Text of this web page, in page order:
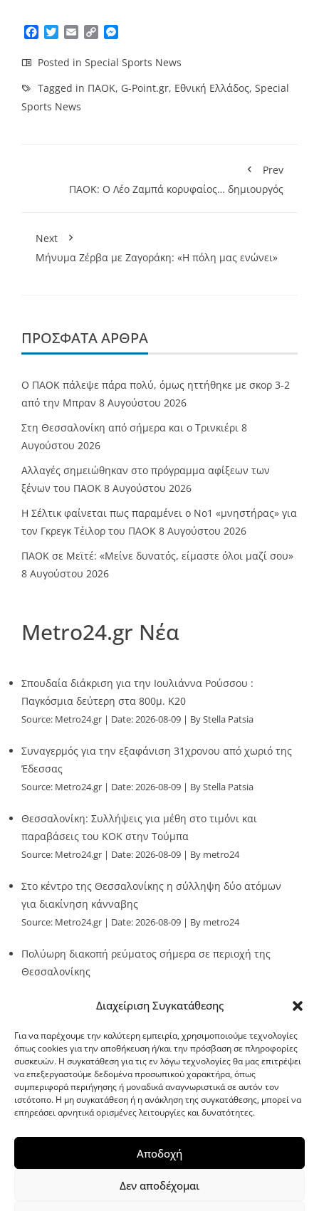
Διαχείριση Συγκατάθεσης
Για να παρέχουμε την καλύτερη εμπειρία, χρησιμοποιούμε τεχνολογίες
όπως cookies για την αποθήκευση ή/και την πρόσβαση σε πληροφορίες
συσκευών. Η συγκατάθεση για τις εν λόγω τεχνολογίες θα μας επιτρέψει
να επεξεργαστούμε δεδομένα προσωπικού χαρακτήρα, όπως
συμπεριφορά περιήγησης ή μοναδικά αναγνωριστικά σε αυτόν τον
ιστότοπο. Η μη συγκατάθεση ή η ανάκληση της συγκατάθεσης, μπορεί να
επηρεάσει αρνητικά ορισμένες λειτουργίες και δυνατότητες.
Αποδοχή
Δεν αποδέχομαι
Facebook
TwitterEmailCopy
Posted in Special Sports News
Tagged in ΠΑΟΚ, G-Point.gr, Εθνική Ελλάδος, Special
Sports News
Prev
ΠΑΟΚ: Ο Λέο Ζαμπά κορυφαίος… δημιουργός
Next
Μήνυμα Ζέρβα με Ζαγοράκη: «Η πόλη μας ενώνει»
ΠΡΌΣΦΑΤΑ ΆΡΘΡΑ
Ο ΠΑΟΚ πάλεψε πάρα πολύ, όμως ηττήθηκε με σκορ 3-2
από την Μπραν 8 Αυγούστου 2026
Στη Θεσσαλονίκη από σήμερα και ο Τρινκιέρι 8
Αυγούστου 2026
Αλλαγές σημειώθηκαν στο πρόγραμμα αφίξεων των
ξένων του ΠΑΟΚ 8 Αυγούστου 2026
Η Σέλτικ φαίνεται πως παραμένει ο Νο1 «μνηστήρας» για
τον Γκρεγκ Τέιλορ του ΠΑΟΚ 8 Αυγούστου 2026
ΠΑΟΚ σε Μεϊτέ: «Μείνε δυνατός, είμαστε όλοι μαζί σου»
8 Αυγούστου 2026
Metro24.gr Νέα
Σπουδαία διάκριση για την Ιουλιάννα Ρούσσου :
Παγκόσμια δεύτερη στα 800μ. Κ20
Source: Metro24.gr Date: 2026-08-09 By Stella Patsia
Συναγερμός για την εξαφάνιση 31χρονου από χωριό της
Έδεσσας
Source: Metro24.gr Date: 2026-08-09 By Stella Patsia
Θεσσαλονίκη: Συλλήψεις για μέθη στο τιμόνι και
παραβάσεις του ΚΟΚ στην Τούμπα
Source: Metro24.gr Date: 2026-08-09 By metro24
Στο κέντρο της Θεσσαλονίκης η σύλληψη δύο ατόμων
για διακίνηση κάνναβης
Source: Metro24.gr Date: 2026-08-09 By metro24
Πολύωρη διακοπή ρεύματος σήμερα σε περιοχή της
Θεσσαλονίκης
G-point.gr